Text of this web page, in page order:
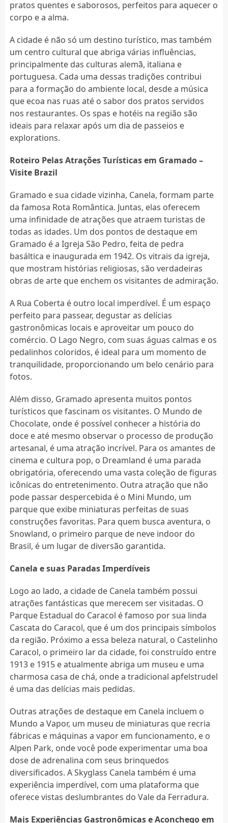
pratos quentes e saborosos, perfeitos para aquecer o
corpo e a alma.
A cidade é não só um destino turístico, mas também
um centro cultural que abriga várias influências,
principalmente das culturas alemã, italiana e
portuguesa. Cada uma dessas tradições contribui
para a formação do ambiente local, desde a música
que ecoa nas ruas até o sabor dos pratos servidos
nos restaurantes. Os spas e hotéis na região são
ideais para relaxar após um dia de passeios e
explorations.
Roteiro Pelas Atrações Turísticas em Gramado –
Visite Brazil
Gramado e sua cidade vizinha, Canela, formam parte
da famosa Rota Romântica. Juntas, elas oferecem
uma infinidade de atrações que atraem turistas de
todas as idades. Um dos pontos de destaque em
Gramado é a Igreja São Pedro, feita de pedra
basáltica e inaugurada em 1942. Os vitrais da igreja,
que mostram histórias religiosas, são verdadeiras
obras de arte que enchem os visitantes de admiração.
A Rua Coberta é outro local imperdível. É um espaço
perfeito para passear, degustar as delícias
gastronômicas locais e aproveitar um pouco do
comércio. O Lago Negro, com suas águas calmas e os
pedalinhos coloridos, é ideal para um momento de
tranquilidade, proporcionando um belo cenário para
fotos.
Além disso, Gramado apresenta muitos pontos
turísticos que fascinam os visitantes. O Mundo de
Chocolate, onde é possível conhecer a história do
doce e até mesmo observar o processo de produção
artesanal, é uma atração incrível. Para os amantes de
cinema e cultura pop, o Dreamland é uma parada
obrigatória, oferecendo uma vasta coleção de figuras
icônicas do entretenimento. Outra atração que não
pode passar despercebida é o Mini Mundo, um
parque que exibe miniaturas perfeitas de suas
construções favoritas. Para quem busca aventura, o
Snowland, o primeiro parque de neve indoor do
Brasil, é um lugar de diversão garantida.
Canela e suas Paradas Imperdíveis
Logo ao lado, a cidade de Canela também possui
atrações fantásticas que merecem ser visitadas. O
Parque Estadual do Caracol é famoso por sua linda
Cascata do Caracol, que é um dos principais símbolos
da região. Próximo a essa beleza natural, o Castelinho
Caracol, o primeiro lar da cidade, foi construído entre
1913 e 1915 e atualmente abriga um museu e uma
charmosa casa de chá, onde a tradicional apfelstrudel
é uma das delícias mais pedidas.
Outras atrações de destaque em Canela incluem o
Mundo a Vapor, um museu de miniaturas que recria
fábricas e máquinas a vapor em funcionamento, e o
Alpen Park, onde você pode experimentar uma boa
dose de adrenalina com seus brinquedos
diversificados. A Skyglass Canela também é uma
experiência imperdível, com uma plataforma que
oferece vistas deslumbrantes do Vale da Ferradura.
Mais Experiências Gastronômicas e Aconchego em